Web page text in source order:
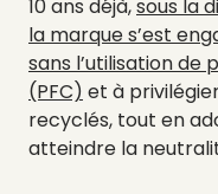
10 ans déjà,sous la
la marque s’est
sans l’utilisation de
(PFC) et à
recyclés, tout en
atteindre la